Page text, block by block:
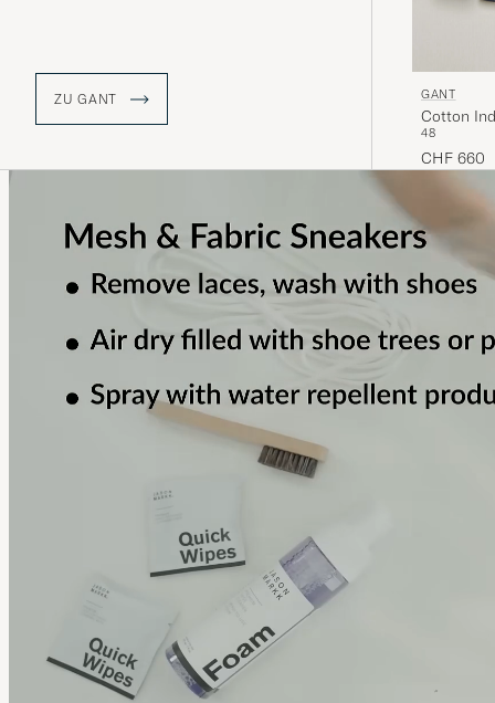
Gant wurde vom Preppy-Stil geprägt
wie der Style von der Marke selbst
klassischen Kleidungsstücken wie
Rugby-Shirt an der Definition des
klassischen, amerikanischen College-
ZU GANT GANT
Cotton
48
CHF 660